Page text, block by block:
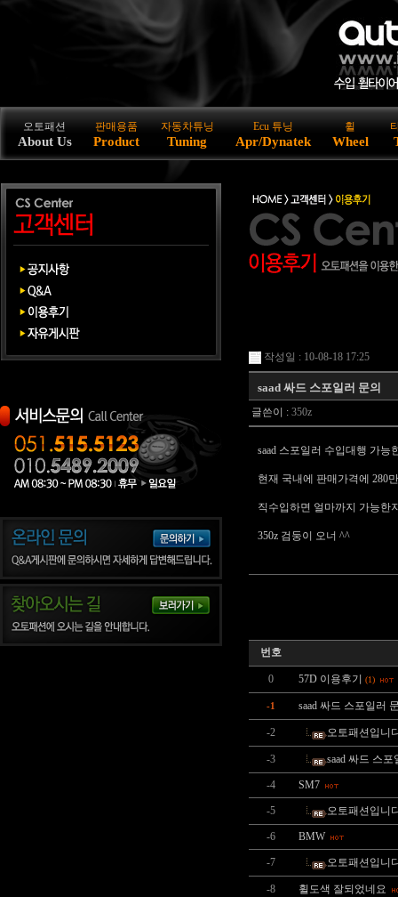
오토패션
About Us
판매용품
Product
자동차튜닝
Tuning
Ecu 튜닝
Apr/Dynatek
휠
Wheel
작성일 : 10-08-18 17:25
saad 싸드 스포일러 문의
글쓴이 : 350z
saad 스포일러 수입대행 가능
현재 국내에 판매가격에 280
직수입하면 얼마까지 가능한
350z 검둥이 오너 ^^
번호
0 57D 이용후기 (1)
-1 saad 싸드 스포일러
-2 오토패션입니
-3 saad 싸드 스
-4 SM7
-5 오토패션입니
-6 BMW
-7 오토패션입니
-8 휠도색 잘되었네요